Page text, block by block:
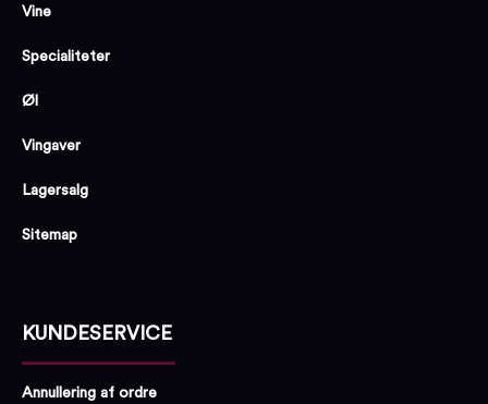
Vine
Specialiteter
Øl
Vingaver
Lagersalg
Sitemap
KUNDESERVICE
Annullering af ordre